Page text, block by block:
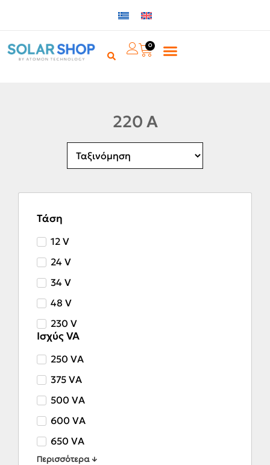
0
220 A
Τάση
12 V
24 V
34 V
48 V
230 V
Ισχύς VA
250 VA
375 VA
500 VA
600 VA
650 VA
Περισσότερα ↓